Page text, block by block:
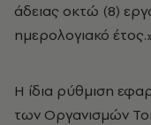
άδειας οκτώ (8)
ημερολογιακό
Η ίδια ρύθμιση
των Οργανισμών